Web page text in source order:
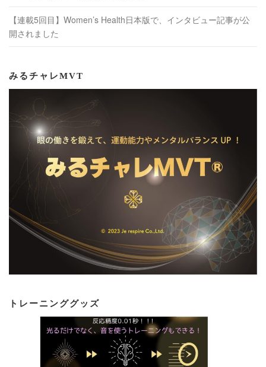
【連載5回目】Women’s Health日本版で、インタビュー記事が公
開されました
みるチャレMVT
トレーニンググッズ